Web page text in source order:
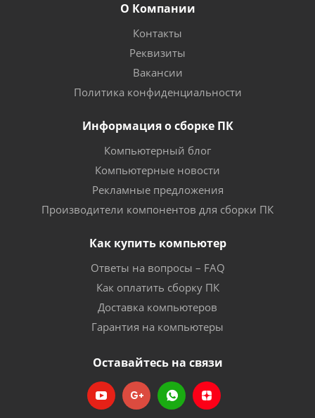
О Компании
Контакты
Реквизиты
Вакансии
Политика конфиденциальности
Информация о сборке ПК
Компьютерный блог
Компьютерные новости
Рекламные предложения
Производители компонентов для сборки ПК
Как купить компьютер
Ответы на вопросы – FAQ
Как оплатить сборку ПК
Доставка компьютеров
Гарантия на компьютеры
Оставайтесь на связи